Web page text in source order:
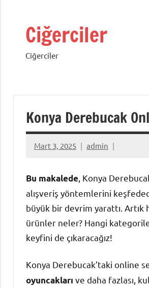
Ciğerciler
Ciğerciler
Konya Derebucak
Mart 3, 2025 admin
Bu makalede , Konya
alışveriş yöntemlerini
büyük bir devrim yarattı.
ürünler neler? Hangi
keyfini de çıkaracağız!
Konya Derebucak’taki online
oyuncakları ve daha fazlası,